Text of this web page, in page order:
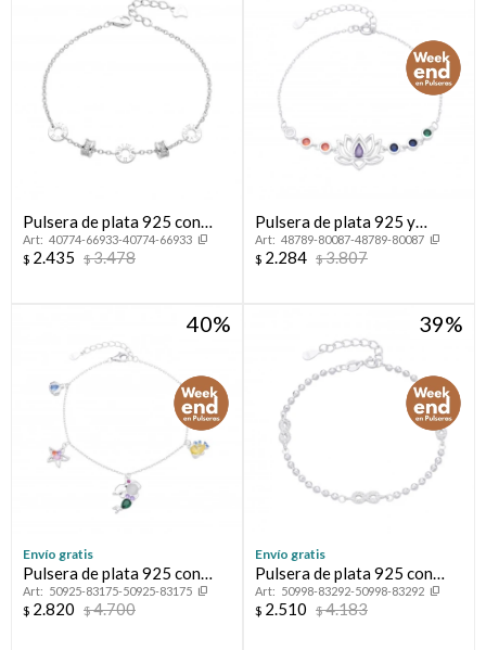
Pulsera de plata 925 con
circonias.
40774-66933-40774-66933
$ 2.435 $3.478
Pulsera de plata 925 y
circonias, FLOR DE LOTO.
48789-80087-48789-80087
$ 2.284 $3.807
40
Envío gratis
Pulsera de plata 925 con
circonias, PRINCESAS.
50925-83175-50925-83175
$ 2.820 $4.700
39
Envío gratis
Pulsera de plata 925 con
circonias, INFINITOS.
50998-83292-50998-83292
$ 2.510 $4.183